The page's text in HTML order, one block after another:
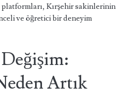
Kırşehir sakinlerinin
ve öğretici bir deneyim
Artık